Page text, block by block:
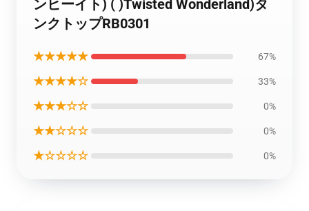
ンヒーイト) ( )Twisted Wonderland)タ
ンクトップRB0301
★★★★★ 67%
★★★★☆ 33%
★★★☆☆ 0%
★★☆☆☆ 0%
★☆☆☆☆ 0%